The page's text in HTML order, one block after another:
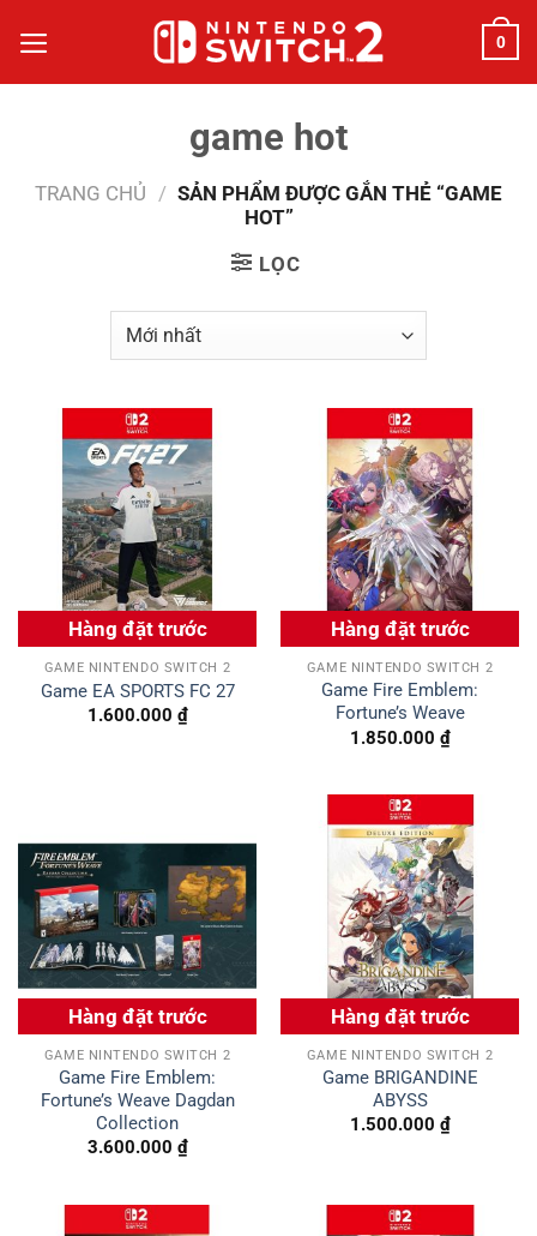
qua
nội
0
game hot
TRANG CHỦ / SẢN PHẨM ĐƯỢC GẮN THẺ “GAME
HOT”
LỌC
Hàng đặt trước
GAME NINTENDO SWITCH 2
Game EA SPORTS FC 27
1.600.000 ₫
Hàng đặt trước
GAME NINTENDO SWITCH 2
Game Fire Emblem:
Fortune’s Weave
1.850.000 ₫
Hàng đặt trước
GAME NINTENDO SWITCH 2
Game Fire Emblem:
Fortune’s Weave Dagdan
Collection
3.600.000 ₫
Hàng đặt trước
GAME NINTENDO SWITCH 2
Game BRIGANDINE
ABYSS
1.500.000 ₫